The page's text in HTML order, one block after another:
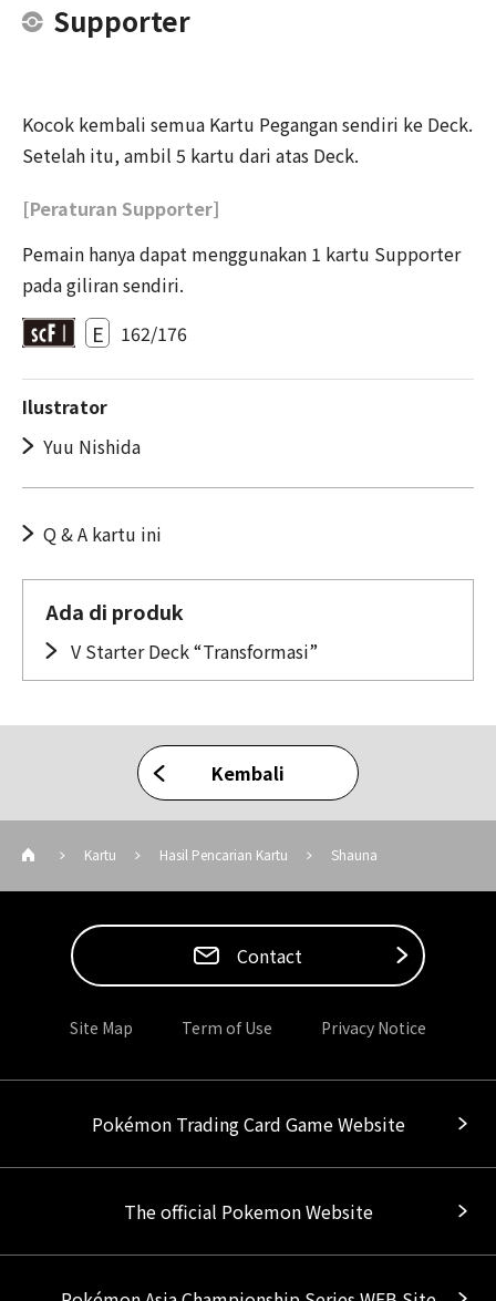
Supporter
Kocok kembali semua Kartu Pegangan sendiri ke Deck.
Setelah itu, ambil 5 kartu dari atas Deck.
[Peraturan Supporter]
Pemain hanya dapat menggunakan 1 kartu Supporter
pada giliran sendiri.
E 162/176
Ilustrator
Yuu Nishida
Q & A kartu ini
Ada di produk
V Starter Deck “Transformasi”
Kembali
Kartu Hasil Pencarian Kartu Shauna
Contact
Site Map Term of Use Privacy Notice
Pokémon Trading Card Game Website
The official Pokemon Website